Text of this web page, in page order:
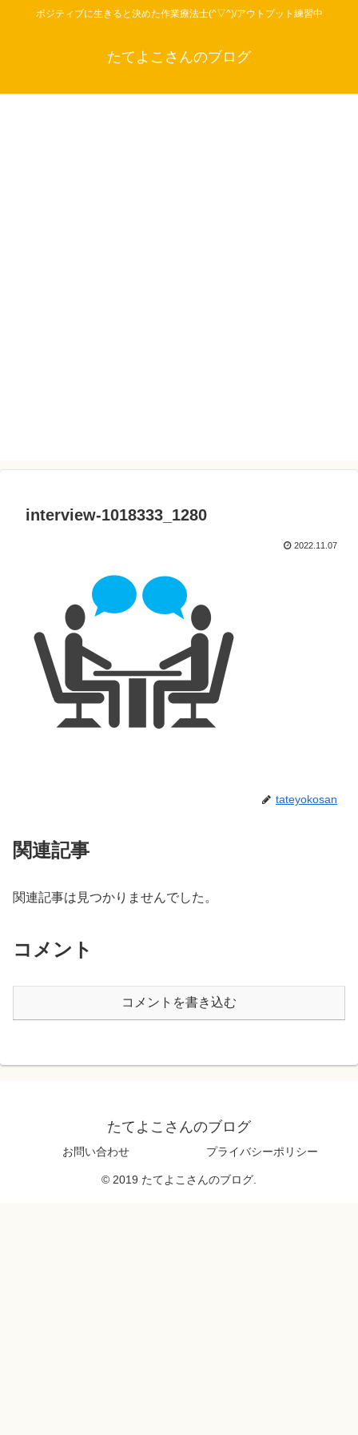
ポジティブに生きると決めた作業療法士(^▽^)/アウトプット練習中
たてよこさんのブログ
interview-1018333_1280
2022.11.07
tateyokosan
関連記事
関連記事は見つかりませんでした。
コメント
コメントを書き込む
たてよこさんのブログ
お問い合わせ プライバシーポリシー
© 2019 たてよこさんのブログ.